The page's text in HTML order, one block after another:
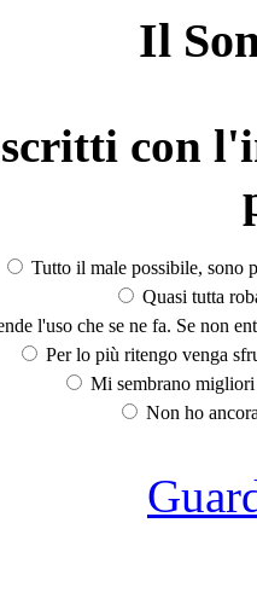
Il
con
Tutto il male possibile, sono
Quasi tutta
l'uso che se ne fa. Se non
Per lo più ritengo venga
Mi sembrano
Non ho